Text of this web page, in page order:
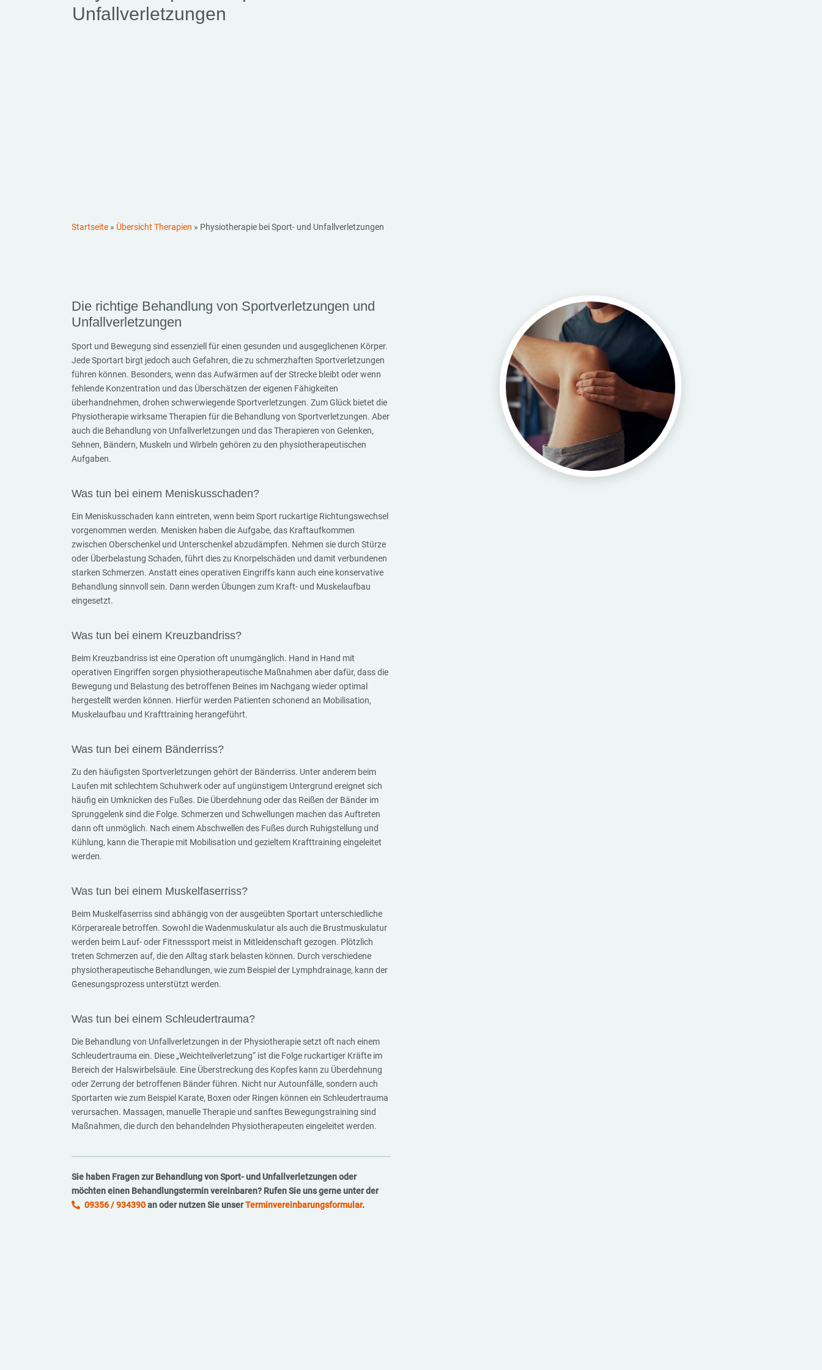
Unfallverletzungen
Startseite » Übersicht Therapien » Physiotherapie bei Sport- und Unfallverletzungen
Die richtige Behandlung von Sportverletzungen und
Unfallverletzungen
Sport und Bewegung sind essenziell für einen gesunden und ausgeglichenen Körper.
Jede Sportart birgt jedoch auch Gefahren, die zu schmerzhaften Sportverletzungen
führen können. Besonders, wenn das Aufwärmen auf der Strecke bleibt oder wenn
fehlende Konzentration und das Überschätzen der eigenen Fähigkeiten
überhandnehmen, drohen schwerwiegende Sportverletzungen. Zum Glück bietet die
Physiotherapie wirksame Therapien für die Behandlung von Sportverletzungen. Aber
auch die Behandlung von Unfallverletzungen und das Therapieren von Gelenken,
Sehnen, Bändern, Muskeln und Wirbeln gehören zu den physiotherapeutischen
Aufgaben.
Was tun bei einem Meniskusschaden?
Ein Meniskusschaden kann eintreten, wenn beim Sport ruckartige Richtungswechsel
vorgenommen werden. Menisken haben die Aufgabe, das Kraftaufkommen
zwischen Oberschenkel und Unterschenkel abzudämpfen. Nehmen sie durch Stürze
oder Überbelastung Schaden, führt dies zu Knorpelschäden und damit verbundenen
starken Schmerzen. Anstatt eines operativen Eingriffs kann auch eine konservative
Behandlung sinnvoll sein. Dann werden Übungen zum Kraft- und Muskelaufbau
eingesetzt.
Was tun bei einem Kreuzbandriss?
Beim Kreuzbandriss ist eine Operation oft unumgänglich. Hand in Hand mit
operativen Eingriffen sorgen physiotherapeutische Maßnahmen aber dafür, dass die
Bewegung und Belastung des betroffenen Beines im Nachgang wieder optimal
hergestellt werden können. Hierfür werden Patienten schonend an Mobilisation,
Muskelaufbau und Krafttraining herangeführt.
Was tun bei einem Bänderriss?
Zu den häufigsten Sportverletzungen gehört der Bänderriss. Unter anderem beim
Laufen mit schlechtem Schuhwerk oder auf ungünstigem Untergrund ereignet sich
häufig ein Umknicken des Fußes. Die Überdehnung oder das Reißen der Bänder im
Sprunggelenk sind die Folge. Schmerzen und Schwellungen machen das Auftreten
dann oft unmöglich. Nach einem Abschwellen des Fußes durch Ruhigstellung und
Kühlung, kann die Therapie mit Mobilisation und gezieltem Krafttraining eingeleitet
werden.
Was tun bei einem Muskelfaserriss?
Beim Muskelfaserriss sind abhängig von der ausgeübten Sportart unterschiedliche
Körperareale betroffen. Sowohl die Wadenmuskulatur als auch die Brustmuskulatur
werden beim Lauf- oder Fitnesssport meist in Mitleidenschaft gezogen. Plötzlich
treten Schmerzen auf, die den Alltag stark belasten können. Durch verschiedene
physiotherapeutische Behandlungen, wie zum Beispiel der Lymphdrainage, kann der
Genesungsprozess unterstützt werden.
Was tun bei einem Schleudertrauma?
Die Behandlung von Unfallverletzungen in der Physiotherapie setzt oft nach einem
Schleudertrauma ein. Diese „Weichteilverletzung“ ist die Folge ruckartiger Kräfte im
Bereich der Halswirbelsäule. Eine Überstreckung des Kopfes kann zu Überdehnung
oder Zerrung der betroffenen Bänder führen. Nicht nur Autounfälle, sondern auch
Sportarten wie zum Beispiel Karate, Boxen oder Ringen können ein Schleudertrauma
verursachen. Massagen, manuelle Therapie und sanftes Bewegungstraining sind
Maßnahmen, die durch den behandelnden Physiotherapeuten eingeleitet werden.
Sie haben Fragen zur Behandlung von Sport- und Unfallverletzungen oder
möchten einen Behandlungstermin vereinbaren? Rufen Sie uns gerne unter der
09356 / 934390an oder nutzen Sie unserTerminvereinbarungsformular.